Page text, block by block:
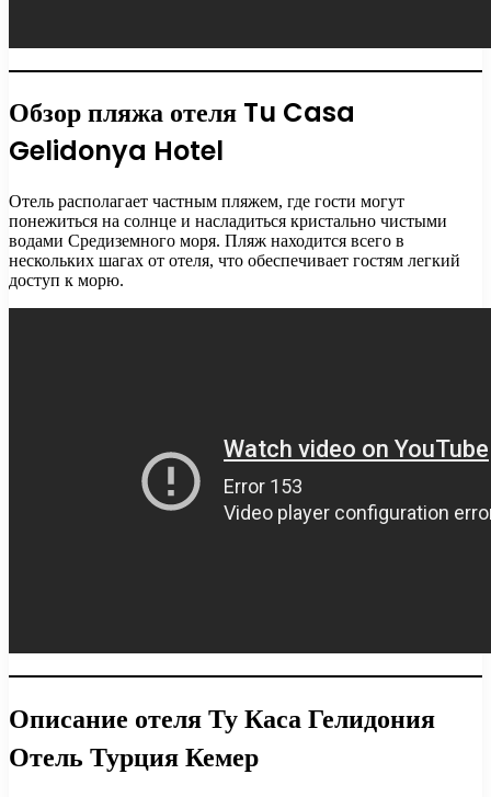
Обзор пляжа отеля Tu Casa
Gelidonya Hotel
Отель располагает частным пляжем, где гости могут
понежиться на солнце и насладиться кристально чистыми
водами Средиземного моря. Пляж находится всего в
нескольких шагах от отеля, что обеспечивает гостям легкий
доступ к морю.
Описание отеля Ту Каса Гелидония
Отель Турция Кемер